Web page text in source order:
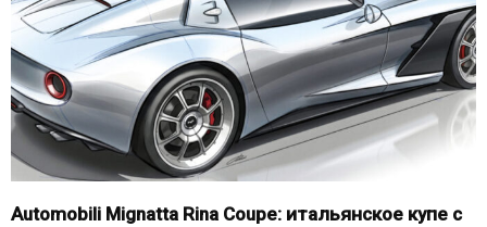
Automobili Mignatta Rina Coupe: итальянское купе с